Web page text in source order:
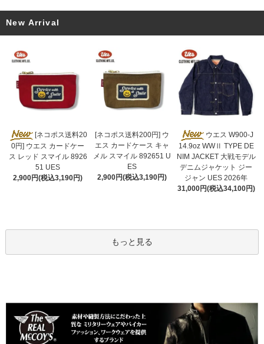
New Arrival
[ネコポス送料20
0円] ウエス カードケー
ス レッド スマイル 8926
51 UES
2,900円(税込3,190円)
[ネコポス送料200円] ウ
エス カードケース キャ
メル スマイル 892651 U
ES
2,900円(税込3,190円)
ウエス W900-J
14.9oz WWⅡ TYPE DE
NIM JACKET 大戦モデル
デニムジャケット ジー
ジャン UES 2026年
31,000円(税込34,100円)
もっと見る